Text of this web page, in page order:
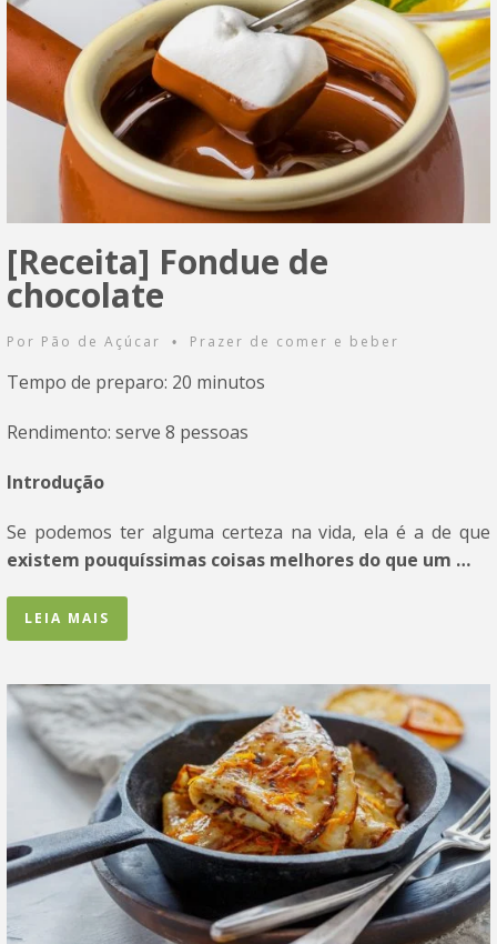
[Receita] Fondue de
chocolate
Por Pão de Açúcar • Prazer de comer e beber
Tempo de preparo: 20 minutos
Rendimento: serve 8 pessoas
Introdução
Se podemos ter alguma certeza na vida, ela é a de que
existem pouquíssimas coisas melhores do que um …
LEIA MAIS